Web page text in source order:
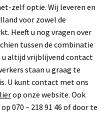
zelf optie. Wij leveren en
voor zowel de
Heeft u nog vragen over
tussen de combinatie
u altijd vrijblijvend contact
staan u graag te
U kunt contact met ons
op onze website. Ook
070 – 218 91 46 of door te